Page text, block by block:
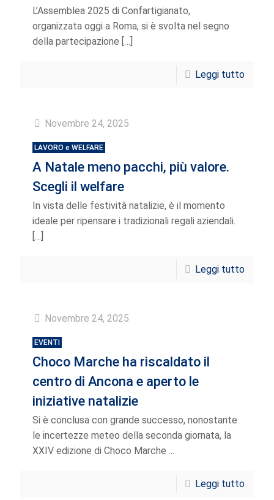
L’Assemblea 2025 di Confartigianato,
organizzata oggi a Roma, si è svolta nel segno
della partecipazione […]
Leggi tutto
Novembre 24, 2025
LAVORO e WELFARE
A Natale meno pacchi, più valore.
Scegli il welfare
In vista delle festività natalizie, è il momento
ideale per ripensare i tradizionali regali aziendali.
[…]
Leggi tutto
Novembre 24, 2025
EVENTI
Choco Marche ha riscaldato il
centro di Ancona e aperto le
iniziative natalizie
Si è conclusa con grande successo, nonostante
le incertezze meteo della seconda giornata, la
XXIV edizione di Choco Marche ...
Leggi tutto